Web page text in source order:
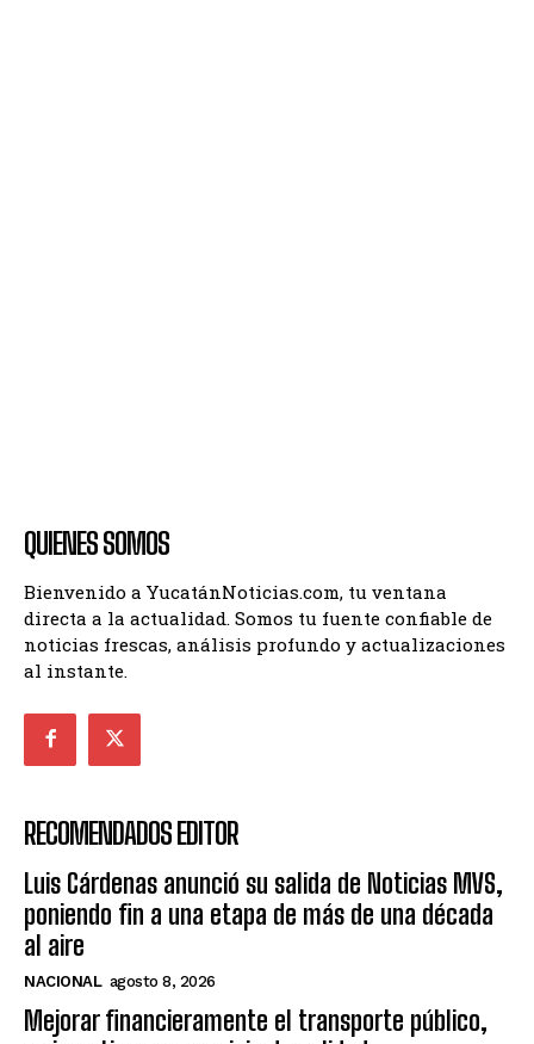
QUIENES SOMOS
Bienvenido a YucatánNoticias.com, tu ventana
directa a la actualidad. Somos tu fuente confiable de
noticias frescas, análisis profundo y actualizaciones
al instante.
RECOMENDADOS EDITOR
Luis Cárdenas anunció su salida de Noticias MVS,
poniendo fin a una etapa de más de una década
al aire
NACIONAL agosto 8, 2026
Mejorar financieramente el transporte público,